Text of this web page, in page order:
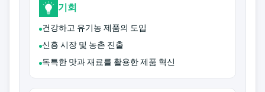
기회
건강하고 유기농 제품의 도입
신흥 시장 및 농촌 진출
독특한 맛과 재료를 활용한 제품 혁신